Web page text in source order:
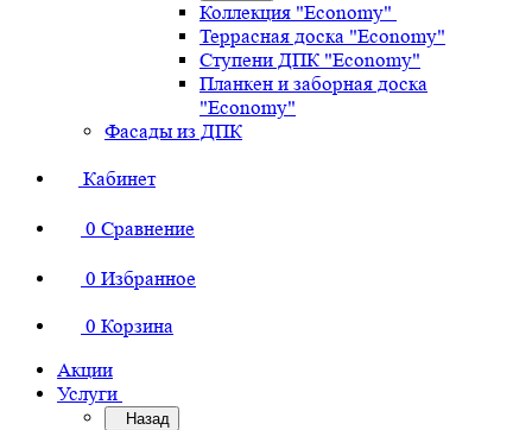
Коллекция "Economy"
Террасная доска "Economy"
Ступени ДПК "Economy"
Планкен и заборная доска
"Economy"
Фасады из ДПК
Кабинет
0 Сравнение
0 Избранное
0 Корзина
Акции
Услуги
Назад